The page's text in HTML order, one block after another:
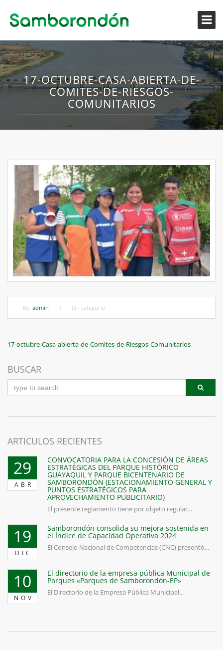
17-OCTUBRE-CASA-ABIERTA-DE-
COMITES-DE-RIESGOS-
COMUNITARIOS
By: admin Sin categoría
Navegación
de
entradas
Previous
17-octubre-Casa-abierta-de-Comites-de-Riesgos-Comunitarios
BUSCAR
ARTICULOS RECIENTES
29
ABR
CONVOCATORIA PARA LA CONCESIÓN DE ÁREAS
ESTRATÉGICAS DEL PARQUE HISTÓRICO
GUAYAQUIL Y PARQUE BICENTENARIO DE
SAMBORONDÓN (ESTACIONAMIENTO GENERAL Y
PUNTOS ESTRATÉGICOS PARA
APROVECHAMIENTO PUBLICITARIO)
El presente reglamento tiene por objeto regular...
19
DIC
Samborondón consolida su mejora sostenida en
el Índice de Capacidad Operativa 2024
El Consejo Nacional de Competencias (CNC) presentó...
10
NOV
El directorio de la empresa pública Municipal de
Parques «Parques de Samborondón-EP»
El Directorio de la Empresa Pública Municipal...